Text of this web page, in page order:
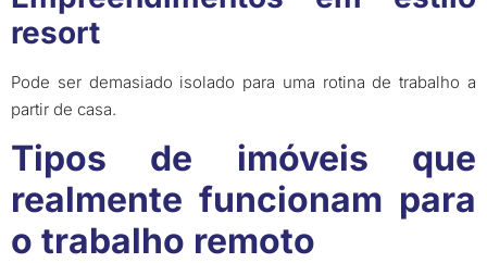
resort
Pode ser demasiado isolado para uma rotina de trabalho a
partir de casa.
Tipos de imóveis que
realmente funcionam para
o trabalho remoto